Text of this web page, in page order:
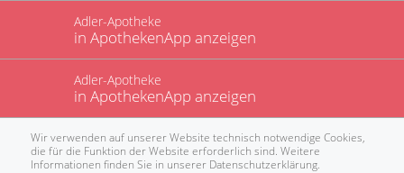
Adler-Apotheke
in ApothekenApp anzeigen
Adler-Apotheke
in ApothekenApp anzeigen
Wir verwenden auf unserer Website technisch notwendige Cookies,
die für die Funktion der Website erforderlich sind. Weitere
Informationen finden Sie in unserer Datenschutzerklärung.